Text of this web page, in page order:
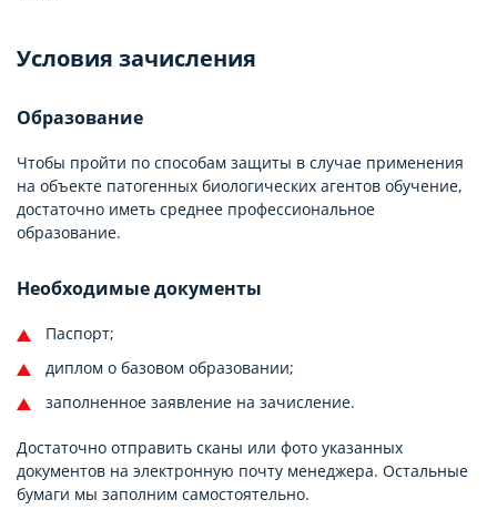
Условия зачисления
Образование
Чтобы пройти по способам защиты в случае применения
на объекте патогенных биологических агентов обучение,
достаточно иметь среднее профессиональное
образование.
Необходимые документы
Паспорт;
диплом о базовом образовании;
заполненное заявление на зачисление.
Достаточно отправить сканы или фото указанных
документов на электронную почту менеджера. Остальные
бумаги мы заполним самостоятельно.